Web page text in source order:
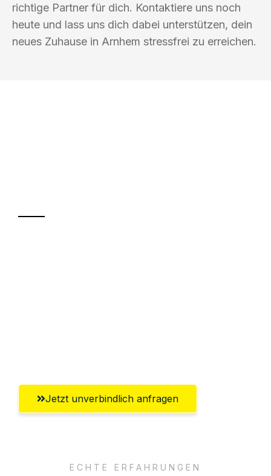
richtige Partner für dich. Kontaktiere uns noch
heute und lass uns dich dabei unterstützen, dein
neues Zuhause in Arnhem stressfrei zu erreichen.
Jetzt unverbindlich anfragen
ECHTE ERFAHRUNGEN